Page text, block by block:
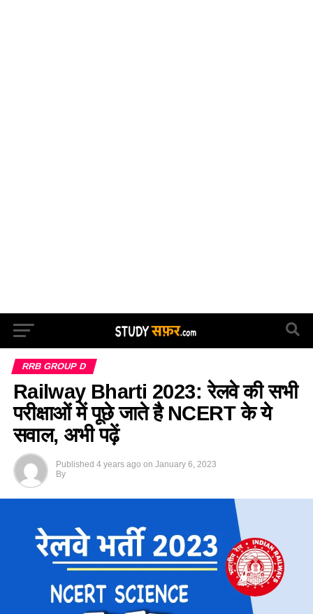
RRB GROUP D
Railway Bharti 2023: रेलवे की सभी
परीक्षाओं में पूछे जाते है NCERT के ये
सवाल, अभी पढ़ें
Published 4 years ago on January 6, 2023
By